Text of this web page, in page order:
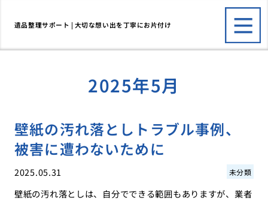
遺品整理サポート | 大切な想い出を丁寧にお片付け
2025年5月
壁紙の汚れ落としトラブル事例、
被害に遭わないために
2025.05.31 未分類
壁紙の汚れ落としは、自分でできる範囲もありますが、業者